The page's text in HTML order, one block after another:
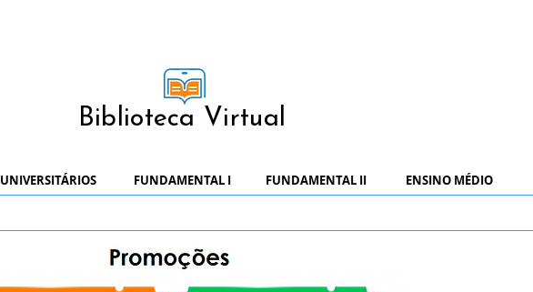
Biblioteca Virtual
UNIVERSITÁRIOS FUNDAMENTAL I FUNDAMENTAL II ENSINO MÉDIO